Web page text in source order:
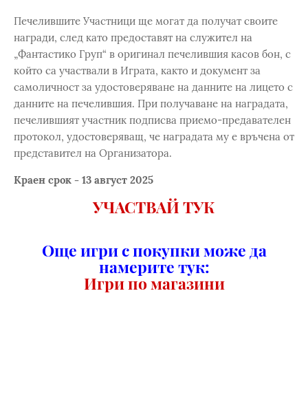
Печелившите Участници ще могат да получат своите
награди, след като предоставят на служител на
„Фантастико Груп“ в оригинал печелившия касов бон, с
който са участвали в Играта, както и документ за
самоличност за удостоверяване на данните на лицето с
данните на печелившия. При получаване на наградата,
печелившият участник подписва приемо-предавателен
протокол, удостоверяващ, че наградата му е връчена от
представител на Организатора.
Краен срок - 13 август 2025
УЧАСТВАЙ ТУК
Още игри с покупки може да
намерите тук:
Игри по магазини